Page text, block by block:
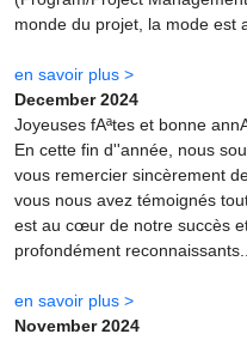
monde du projet, la mode est
en savoir plus >
December 2024
Joyeuses fAªtes et bonne
En cette fin d''année, nous
vous remercier sincèrement
vous nous avez témoignés
est au cœur de notre succès
profondément reconnaissants...
en savoir plus >
November 2024